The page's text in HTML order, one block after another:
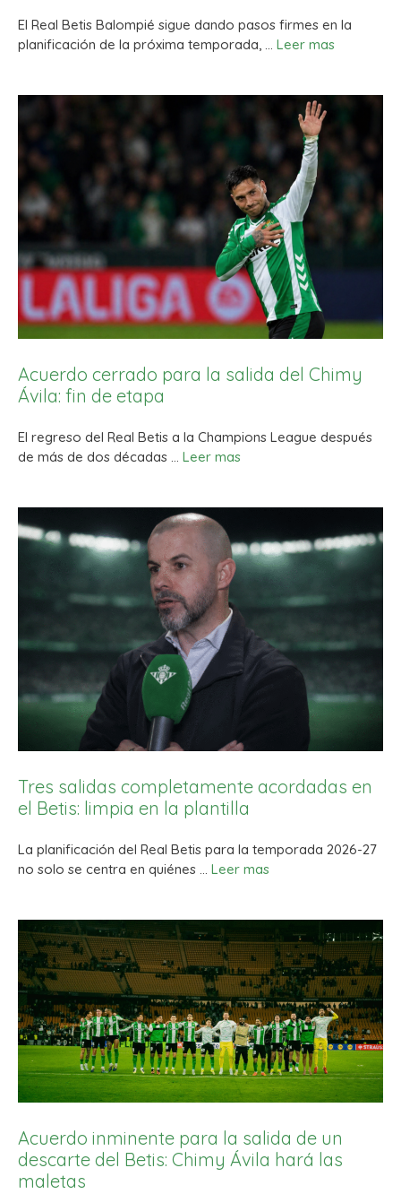
El Real Betis Balompié sigue dando pasos firmes en la
planificación de la próxima temporada, … Leer mas
Acuerdo cerrado para la salida del Chimy
Ávila: fin de etapa
El regreso del Real Betis a la Champions League después
de más de dos décadas … Leer mas
Tres salidas completamente acordadas en
el Betis: limpia en la plantilla
La planificación del Real Betis para la temporada 2026-27
no solo se centra en quiénes … Leer mas
Acuerdo inminente para la salida de un
descarte del Betis: Chimy Ávila hará las
maletas